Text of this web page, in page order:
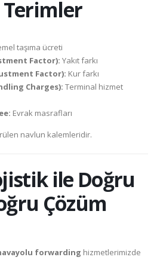
Terimler
taşıma ücreti
Factor): Yakıt farkı
Factor): Kur farkı
Charges): Terminal hizmet
Evrak masrafları
navlun kalemleridir.
ile Doğru
Çözüm
forwarding hizmetlerimizde